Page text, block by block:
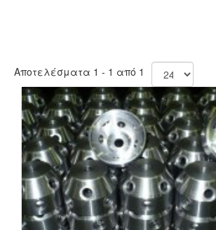
Αποτελέσματα 1 - 1 από 1